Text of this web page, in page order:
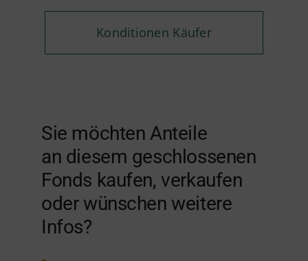
Konditionen Käufer
Sie möchten Anteile
an diesem geschlossenen
Fonds kaufen, verkaufen
oder wünschen weitere
Infos?